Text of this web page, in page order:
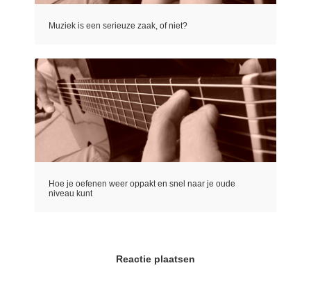
Muziek is een serieuze zaak, of niet?
Hoe je oefenen weer oppakt en snel naar je oude
niveau kunt
Reactie plaatsen